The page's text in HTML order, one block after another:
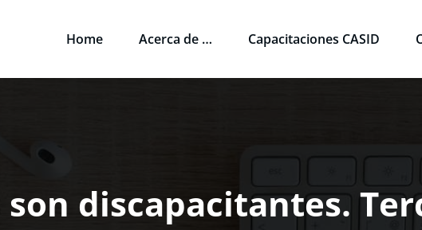
CASID
Home Acerca de … Capacitaciones CASID
son discapacitantes.